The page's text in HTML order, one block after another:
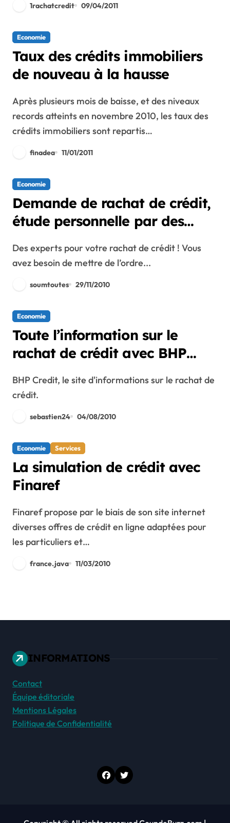
1rachatcredit 09/04/2011
Economie
Taux des crédits immobiliers
de nouveau à la hausse
Après plusieurs mois de baisse, et des niveaux
records atteints en novembre 2010, les taux des
crédits immobiliers sont repartis…
finadea 11/01/2011
Economie
Demande de rachat de crédit,
étude personnelle par des
Des experts pour votre rachat de crédit ! Vous
avez besoin de mettre de l’ordre...
soumtoutes 29/11/2010
Economie
Toute l’information sur le
rachat de crédit avec BHP
BHP Credit, le site d'informations sur le rachat de
crédit.
sebastien24 04/08/2010
Economie Services
La simulation de crédit avec
Finaref
Finaref propose par le biais de son site internet
diverses offres de crédit en ligne adaptées pour
les particuliers et…
france.java 11/03/2010
INFORMATIONS
Contact
Équipe éditoriale
Mentions Légales
Politique de Confidentialité